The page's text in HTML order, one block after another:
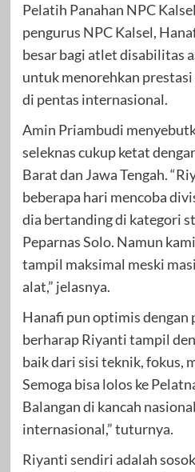
Pelatih Panahan NPC
pengurus NPC Kalsel,
besar bagi atlet disabilitas
untuk menorehkan
di pentas internasional.
Amin Priambudi
seleknas cukup ketat
Barat dan Jawa Tengah.
beberapa hari mencoba
dia bertanding di kategori
Peparnas Solo. Namun
tampil maksimal meski
alat,” jelasnya.
Hanafi pun optimis dengan
berharap Riyanti tampil
baik dari sisi teknik, fokus,
Semoga bisa lolos ke
Balangan di kancah
internasional,” tuturnya.
Riyanti sendiri adalah